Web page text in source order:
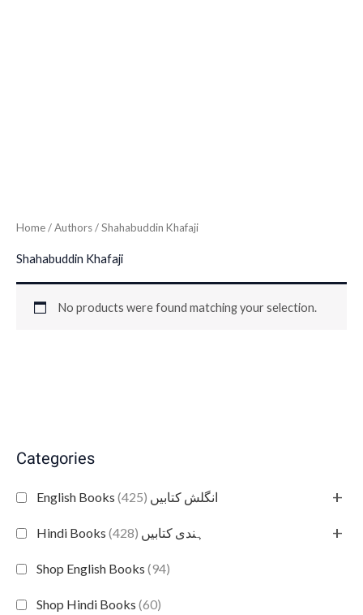
Categories
English Books انگلش کتابیں (425) +
Hindi Books ہندی کتابیں (428) +
Shop English Books (94)
Shop Hindi Books (60)
Home/ Authors / Shahabuddin Khafaji
Shahabuddin Khafaji
No products were found matching your selection.